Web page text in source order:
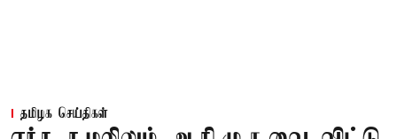
தமிழக செய்திகள்